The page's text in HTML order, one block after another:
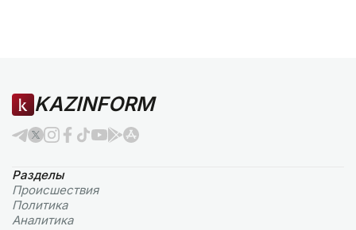
KAZINFORM
Разделы
Происшествия
Политика
Аналитика